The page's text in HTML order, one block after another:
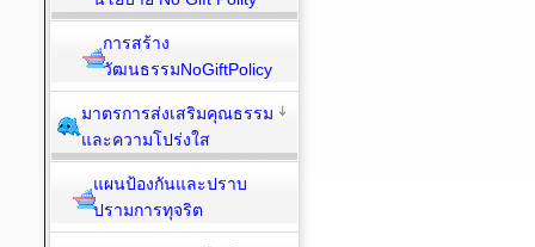
การสร้าง
วัฒนธรรมNoGiftPolicy
มาตรการส่งเสริมคุณธรรม
และความโปร่งใส
แผนป้องกันและปราบ
ปรามการทุจริต